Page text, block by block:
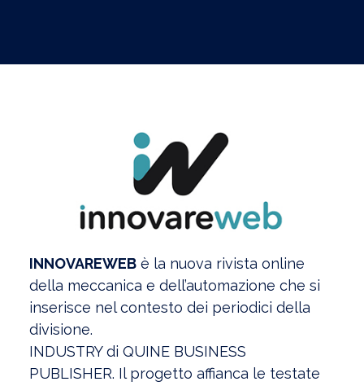
INNOVAREWEB è la nuova rivista online
della meccanica e dell’automazione che si
inserisce nel contesto dei periodici della
divisione.
INDUSTRY di QUINE BUSINESS
PUBLISHER. Il progetto affianca le testate